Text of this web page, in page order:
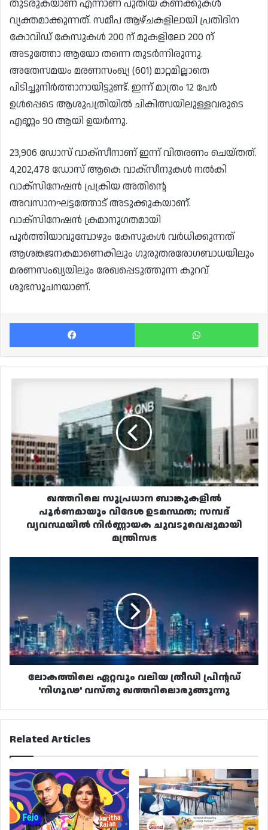
തുടരുകയാണ് എന്നാണ് പുതിയ കണക്കുകൾ
വ്യക്തമാക്കുന്നത്. സമീപ ആഴ്ചകളിലായി പ്രതിദിന
കോവിഡ് കേസുകൾ 200 ന് മുകളിലോ 200 ന്
അടുത്തോ ആയോ തന്നെ തുടർന്നിരുന്നു.
അതേസമയം മരണസംഖ്യ (601) മാറ്റമില്ലാതെ
പിടിച്ചുനിർത്താനായിട്ടുണ്ട്. ഇന്ന് മാത്രം 12 പേർ
ഉൾപ്പെടെ ആശുപത്രിയിൽ ചികിത്സയിലുള്ളവരുടെ
എണ്ണം 90 ആയി ഉയർന്നു.
23,906 ഡോസ് വാക്സീനാണ് ഇന്ന് വിതരണം ചെയ്തത്.
4,202,478 ഡോസ് ആകെ വാക്സീനുകൾ നൽകി
വാക്സിനേഷൻ പ്രക്രിയ അതിന്റെ
അവസാനഘട്ടത്തോട് അടുക്കുകയാണ്.
വാക്സിനേഷൻ ക്രമാനുഗതമായി
പൂർത്തിയാവുമ്പോഴും കേസുകൾ വർധിക്കുന്നത്
ആശങ്കജനകമാണെകിലും ഗുരുതരരോഗബാധയിലും
മരണസംഖ്യയിലും രേഖപ്പെടുത്തുന്ന കുറവ്
ശുഭസൂചനയാണ്.
Facebook
വിദേശ
ഉടമസ്ഥത;
സമ്പദ്
വ്യവസ്ഥയിൽ
നിർണ്ണായക
ചുവടുവെപ്പുമായി
മന്ത്രിസഭ
ഖത്തറിലെ സുപ്രധാന ബാങ്കുകളിൽ
പൂർണമായും വിദേശ ഉടമസ്ഥത; സമ്പദ്
വ്യവസ്ഥയിൽ നിർണ്ണായക ചുവടുവെപ്പുമായി
മന്ത്രിസഭ
പ്രിന്റഡ്
'നിഗൂഢ'
വസ്തു
ഖത്തറിലൊരുങ്ങുന്നു
ലോകത്തിലെ ഏറ്റവും വലിയ ത്രീഡി പ്രിന്റഡ്
'നിഗൂഢ' വസ്തു ഖത്തറിലൊരുങ്ങുന്നു
Related Articles